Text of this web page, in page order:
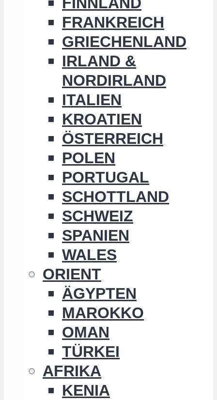
FRANKREICH
GRIECHENLAND
IRLAND &
NORDIRLAND
ITALIEN
KROATIEN
ÖSTERREICH
POLEN
PORTUGAL
SCHOTTLAND
SCHWEIZ
SPANIEN
WALES
ORIENT
ÄGYPTEN
MAROKKO
OMAN
TÜRKEI
AFRIKA
KENIA